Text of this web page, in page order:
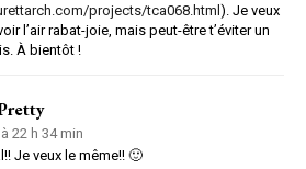
projects/tca068.html ). Je veux
l’air rabat-joie, mais peut-être t’éviter un
À bientôt !
22 h 34 min
Je veux le même!! 🙂